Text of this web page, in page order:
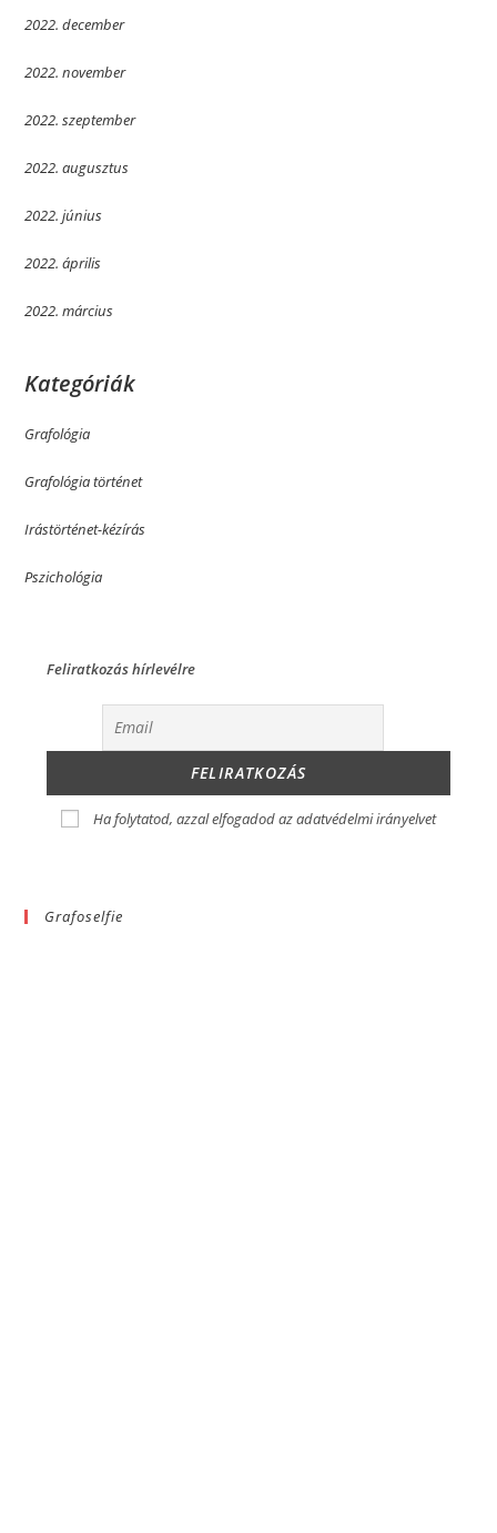
2022. december
2022. november
2022. szeptember
2022. augusztus
2022. június
2022. április
2022. március
Kategóriák
Grafológia
Grafológia történet
Irástörténet-kézírás
Pszichológia
Feliratkozás hírlevélre
Ha folytatod, azzal elfogadod az adatvédelmi irányelvet
Grafoselfie